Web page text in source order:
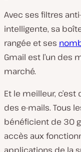
Avec ses filtres
intelligente, sa
rangée et ses
Gmail est l’un des
marché.
Et le meilleur,
des e-mails. Tous
bénéficient de 30
accès aux
applications de la